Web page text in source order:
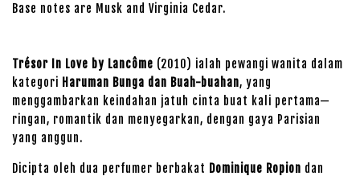
Base notes are Musk and Virginia Cedar.
Trésor In Love by Lancôme (2010) ialah pewangi wanita dalam
kategori Haruman Bunga dan Buah-buahan, yang
menggambarkan keindahan jatuh cinta buat kali pertama—
ringan, romantik dan menyegarkan, dengan gaya Parisian
yang anggun.
Dicipta oleh dua perfumer berbakat Dominique Ropion dan